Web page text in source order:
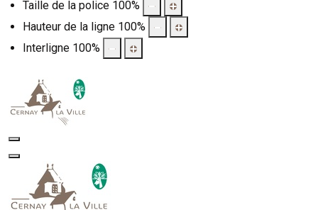
Taille de la police 100%
Hauteur de la ligne 100%
Interligne 100%